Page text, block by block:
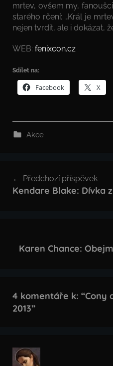
mrtev, ovšem my,
starého rčení: „Král je
nejen tvrdit, ale i dokázat,
WEB: fenixcon.cz
Sdílet na:
Facebook X
Akce
pro
Předchozí příspěvek
Kendare Blake: Dívka
Karen Chance:
4 komentáře k: “Cony
2013”